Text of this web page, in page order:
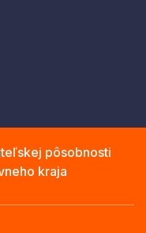
pôsobnosti
kraja